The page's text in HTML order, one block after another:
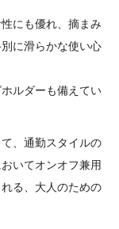
にも優れ、摘まみ
に滑らかな使い心
ルダーも備えてい
、通勤スタイルの
いてオンオフ兼用
る、大人のための